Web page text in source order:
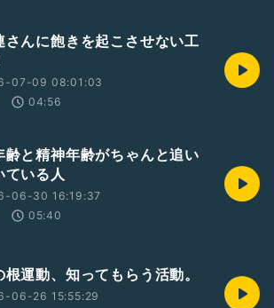
さんに飽きを起こさせない工
07-09 08:01:03
04:56
齢と精神年齢がちゃんと追い
ている人
06-30 16:19:37
05:40
根運動、知ってもらう活動。
06-26 15:55:29